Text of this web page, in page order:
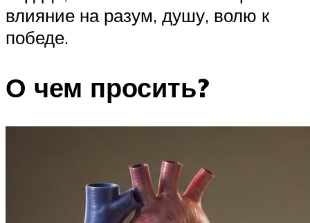
влияние на разум, душу, волю к
победе.
О чем просить?